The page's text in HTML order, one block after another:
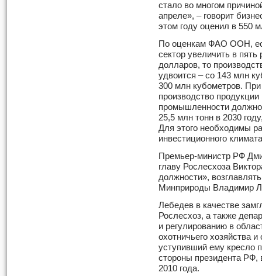
стало во многом
апреле», – говорит
этом году оценил в 550
По оценкам ФАО ООН,
сектор увеличить в
долларов, то
удвоится – со 143 млн
300 млн кубометров.
производство
промышленности
25,5 млн тонн в 2030
Для этого необходимы
инвестиционного
Премьер-министр РФ
главу Рослесхоза
должности»,
Минприроды Владимир
Лебедев в качестве
Рослесхоз, а также
и регулированию в
охотничьего хозяйства
уступивший ему кресло
стороны президента РФ,
2010 года.